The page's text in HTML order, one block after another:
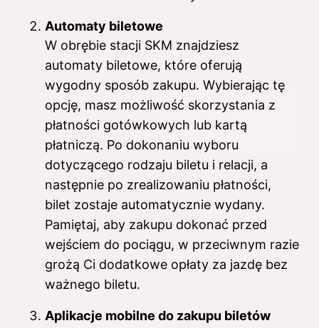
Automaty biletowe
W obrębie stacji SKM znajdziesz
automaty biletowe, które oferują
wygodny sposób zakupu. Wybierając tę
opcję, masz możliwość skorzystania z
płatności gotówkowych lub kartą
płatniczą. Po dokonaniu wyboru
dotyczącego rodzaju biletu i relacji, a
następnie po zrealizowaniu płatności,
bilet zostaje automatycznie wydany.
Pamiętaj, aby zakupu dokonać przed
wejściem do pociągu, w przeciwnym razie
grożą Ci dodatkowe opłaty za jazdę bez
ważnego biletu.
Aplikacje mobilne do zakupu biletów